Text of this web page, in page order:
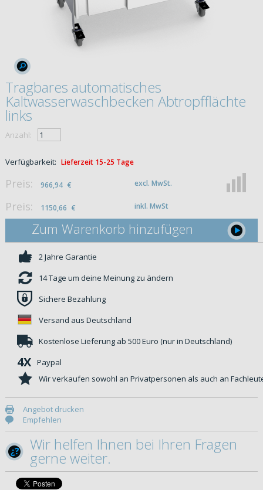
Tragbares automatisches
Kaltwasserwaschbecken Abtropfflächte
links
Anzahl:
Verfügbarkeit: Lieferzeit 15-25 Tage
Preis: 966,94 € excl. MwSt.
Preis: 1150,66 € inkl. MwSt
Zum Warenkorb hinzufügen
2 Jahre Garantie
14 Tage um deine Meinung zu ändern
Sichere Bezahlung
Versand aus Deutschland
Kostenlose Lieferung ab 500 Euro (nur in Deutschland)
4X Paypal
Wir verkaufen sowohl an Privatpersonen als auch an
Angebot drucken
Empfehlen
Wir helfen Ihnen bei Ihren Fragen
gerne weiter.